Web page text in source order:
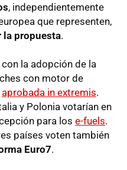
, independientemente
que representen,
la propuesta.
la adopción de la
con motor de
aprobada in extremis.
y Polonia votarían en
para los e-fuels.
países voten también
Euro7.